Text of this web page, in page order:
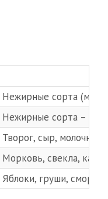
Нежирные сорта (мясо
Нежирные сорта –
Творог, сыр,
Морковь, свекла,
Яблоки, груши,